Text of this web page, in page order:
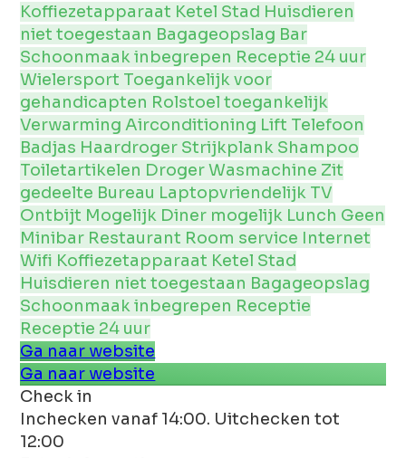
Koffiezetapparaat Ketel Stad Huisdieren
niet toegestaan Bagageopslag Bar
Schoonmaak inbegrepen Receptie 24 uur
Wielersport Toegankelijk voor
gehandicapten Rolstoel toegankelijk
VerwarmingAirconditioning Lift Telefoon
Badjas Haardroger Strijkplank Shampoo
Toiletartikelen DrogerWasmachine Zit
gedeelte Bureau Laptopvriendelijk TV
Ontbijt Mogelijk Diner mogelijk Lunch Geen
Minibar Restaurant Room service Internet
Wifi Koffiezetapparaat Ketel Stad
Huisdieren niet toegestaan Bagageopslag
Schoonmaak inbegrepen Receptie
Receptie 24 uur
Ga naar website
Ga naar website
Check in
Inchecken vanaf 14:00. Uitchecken tot
12:00